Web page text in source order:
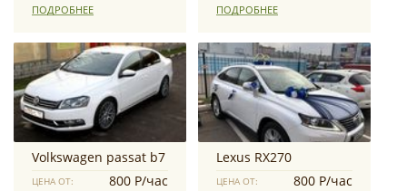
ПОДРОБНЕЕ ПОДРОБНЕЕ
Volkswagen passat b7
ЦЕНА ОТ: 800 Р/час
Lexus RX270
ЦЕНА ОТ: 800 Р/час